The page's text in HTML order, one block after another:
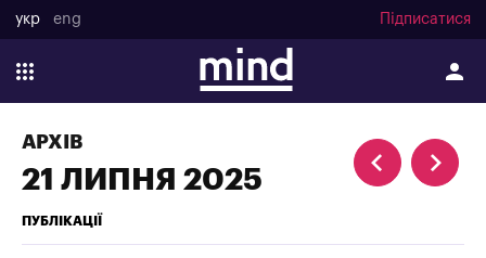
укр eng Підписатися
АРХІВ
21 ЛИПНЯ 2025
ПУБЛІКАЦІЇ